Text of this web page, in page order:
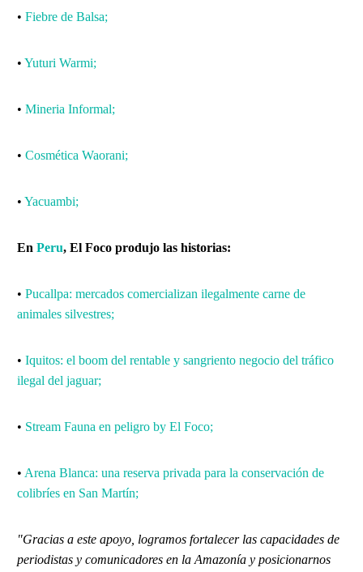
• Fiebre de Balsa;
• Yuturi Warmi;
• Mineria Informal;
• Cosmética Waorani;
• Yacuambi;
En Peru, El Foco produjo las historias:
• Pucallpa: mercados comercializan ilegalmente carne de
animales silvestres;
• Iquitos: el boom del rentable y sangriento negocio del tráfico
ilegal del jaguar;
• Stream Fauna en peligro by El Foco;
• Arena Blanca: una reserva privada para la conservación de
colibríes en San Martín;
"Gracias a este apoyo, logramos fortalecer las capacidades de
periodistas y comunicadores en la Amazonía y posicionarnos